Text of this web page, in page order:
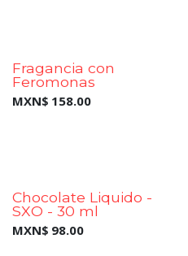
Fragancia con
Feromonas
MXN$ 158.00
New!
Chocolate Liquido -
SXO - 30 ml
MXN$ 98.00